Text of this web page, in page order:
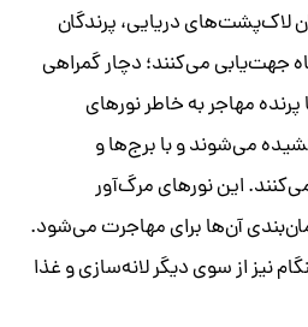
لاک‌پشت‌های دریایی، پرندگان
جهت‌یابی می‌کنند؛ دچار گمراهی
مهاجر به خاطر نورهای
می‌شوند و با برج‌ها و
این نورهای مرگ‌آور
آن‌ها برای مهاجرت می‌شود.
نیز از سوی دیگر لانه‌سازی و غذا